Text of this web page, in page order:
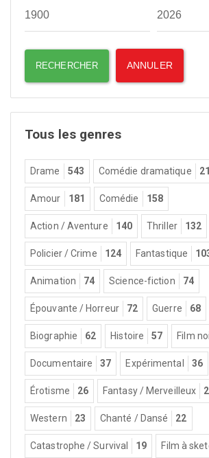
Tous les genres
Drame 543 Comédie dramatique
Amour 181 Comédie 158
Action / Aventure 140 Thriller 132
Policier / Crime 124 Fantastique
Animation 74 Science-fiction 74
Épouvante / Horreur 72 Guerre 68
Biographie 62 Histoire 57 Film
Documentaire 37 Expérimental 36
Érotisme 26 Fantasy / Merveilleux
Western 23 Chanté / Dansé 22
Catastrophe / Survival 19 Film à